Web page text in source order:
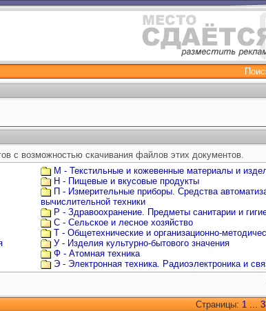
с возможностью скачивания файлов этих документов.
М - Текстильные и кожевенные материалы и
Н - Пищевые и вкусовые продукты
П - Измерительные приборы. Средства
вычислительной техники
Р - Здравоохранение. Предметы санитарии и
С - Сельское и лесное хозяйство
Т - Общетехнические и организационно-
У - Изделия культурно-бытового значения
Ф - Атомная техника
Э - Электронная техника. Радиоэлектроника и
Страницы: 1 ...